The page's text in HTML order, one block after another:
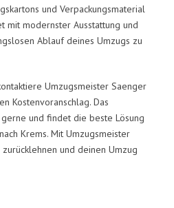
und Verpackungsmaterial
mit modernster Ausstattung und
Ablauf deines Umzugs zu
Umzugsmeister Saenger
Kostenvoranschlag. Das
und findet die beste Lösung
Krems. Mit Umzugsmeister
und deinen Umzug